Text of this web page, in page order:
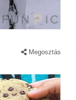
Megosztás